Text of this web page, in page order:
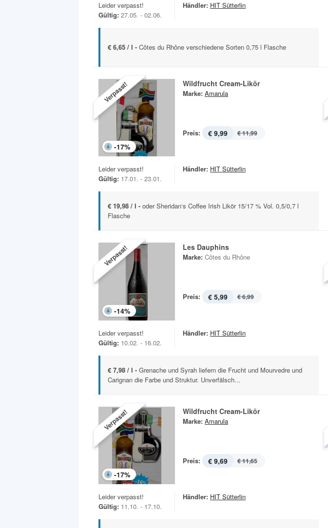
Leider verpasst!
Gültig: 27.05. - 02.06.
Händler: HIT Sütterlin
€ 6,65 / l - Côtes du Rhône verschiedene Sorten 0,75 l Flasche
Verpasst!
-17%
Wildfrucht Cream-Likör
Marke: Amarula
Preis: € 9,99 € 11,99
Leider verpasst!
Gültig: 17.01. - 23.01.
Händler: HIT Sütterlin
€ 19,98 / l - oder Sheridan‘s Coffee Irish Likör 15/17 % Vol. 0,5/0,7 l
Flasche
Verpasst!
-14%
Les Dauphins
Marke: Côtes du Rhône
Preis: € 5,99 € 6,99
Leider verpasst!
Gültig: 10.02. - 16.02.
Händler: HIT Sütterlin
€ 7,98 / l - Grenache und Syrah liefern die Frucht und Mourvedre und
Carignan die Farbe und Struktur. Unverfälsch...
Verpasst!
-17%
Wildfrucht Cream-Likör
Marke: Amarula
Preis: € 9,69 € 11,65
Leider verpasst!
Gültig: 11.10. - 17.10.
Händler: HIT Sütterlin